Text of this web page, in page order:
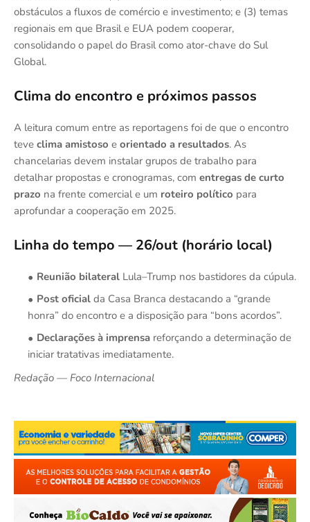
obstáculos a fluxos de comércio e investimento; e (3) temas
regionais em que Brasil e EUA podem cooperar,
consolidando o papel do Brasil como ator-chave do Sul
Global.
Clima do encontro e próximos passos
A leitura comum entre as reportagens foi de que o encontro
teve clima amistoso e orientado a resultados. As
chancelarias devem instalar grupos de trabalho para
detalhar propostas e cronogramas, com entregas de curto
prazo na frente comercial e um roteiro político para
aprofundar a cooperação em 2025.
Linha do tempo — 26/out (horário local)
Reunião bilateral Lula–Trump nos bastidores da cúpula.
Post oficial da Casa Branca destacando a “grande
honra” do encontro e a disposição para “bons acordos”.
Declarações à imprensa reforçando a determinação de
iniciar tratativas imediatamente.
Redação — Foco Internacional